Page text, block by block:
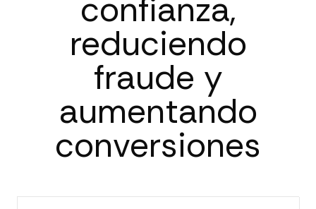
confianza,
reduciendo
fraude y
aumentando
conversiones